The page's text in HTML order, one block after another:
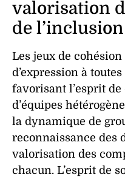
valorisation
de l’inclusion
Les jeux de cohésion
d’expression à
favorisant l’esprit de
d’équipes
la dynamique de
reconnaissance des
valorisation des
chacun. L’esprit de